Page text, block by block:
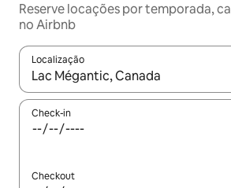
Reserve locações por temporada,
no Airbnb
Localização
Quando os resultados estiverem
Check-in
Checkout